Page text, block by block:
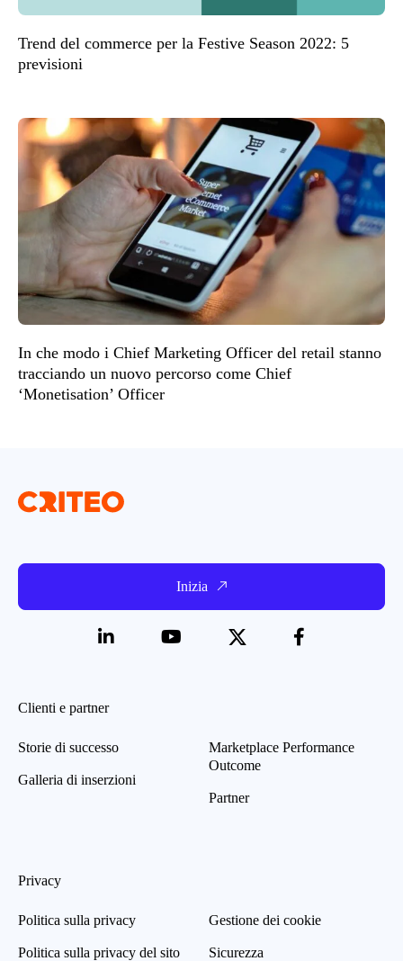
Trend del commerce per la Festive Season 2022: 5
previsioni
In che modo i Chief Marketing Officer del retail stanno
tracciando un nuovo percorso come Chief
‘Monetisation’ Officer
Inizia
Clienti e partner
Storie di successo
Galleria di inserzioni
Marketplace Performance
Outcome
Partner
Privacy
Politica sulla privacy
Politica sulla privacy del sito
Gestione dei cookie
Sicurezza